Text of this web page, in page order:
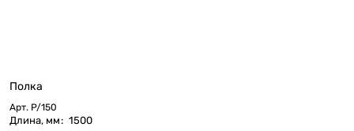
Полка
Арт. P/150
Длина, мм: 1500